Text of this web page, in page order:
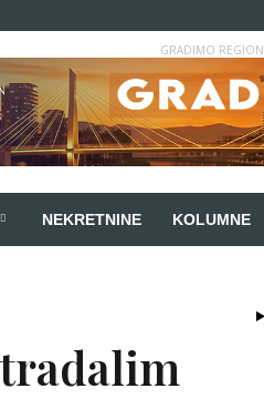
GRADIMO REGION
NEKRETNINE KOLUMNE